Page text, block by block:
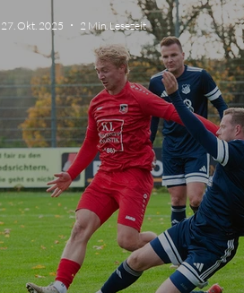
27. Okt. 2025 2 Min. Lesezeit